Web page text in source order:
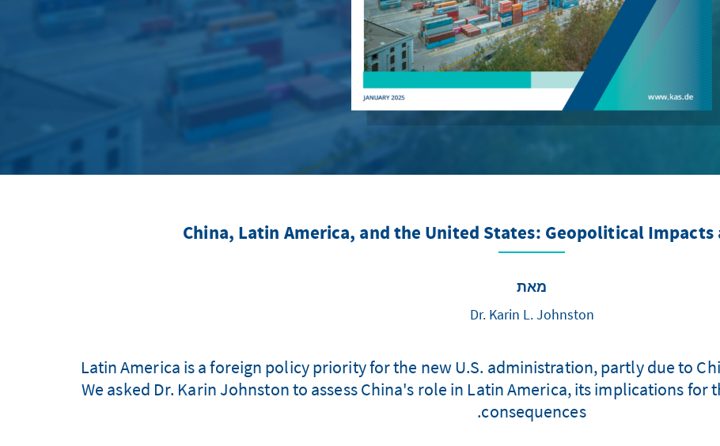
China, Latin America, and the United States: Geopolitical Impacts
מאת
Dr. Karin L. Johnston
Latin America is a foreign policy priority for the new U.S. administration, partly due to
We asked Dr. Karin Johnston to assess China's role in Latin America, its implications
consequences.